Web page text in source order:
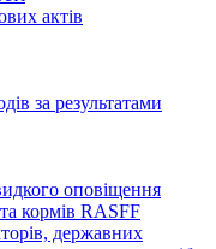
актів
за результатами
оповіщення
кормів RASFF
державних